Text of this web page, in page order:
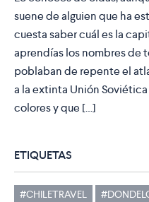
suene de alguien que ha
cuesta saber cuál es la
aprendías los nombres de
poblaban de repente el
a la extinta Unión
colores y que […]
ETIQUETAS
#CHILETRAVEL